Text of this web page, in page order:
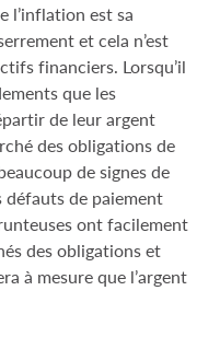
l’inflation est sa
et cela n’est
financiers. Lorsqu’il
que les
de leur argent
des obligations de
de signes de
de paiement
ont facilement
des obligations et
à mesure que l’argent